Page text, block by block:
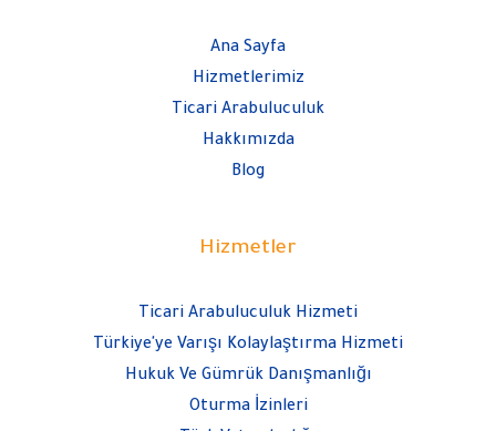
Ana Sayfa
Hizmetlerimiz
Ticari Arabuluculuk
Hakkımızda
Blog
Hizmetler
Ticari Arabuluculuk Hizmeti
Türkiye'ye Varışı Kolaylaştırma Hizmeti
Hukuk Ve Gümrük Danışmanlığı
Oturma İzinleri